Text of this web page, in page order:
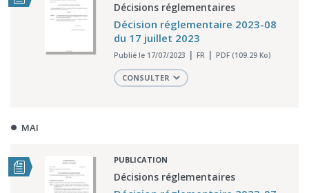
Décisions réglementaires
Décision réglementaire 2023-08
du 17 juillet 2023
Publié le 17/07/2023 FR PDF (109.29 Ko)
CONSULTER
MAI
PUBLICATION
Décisions réglementaires